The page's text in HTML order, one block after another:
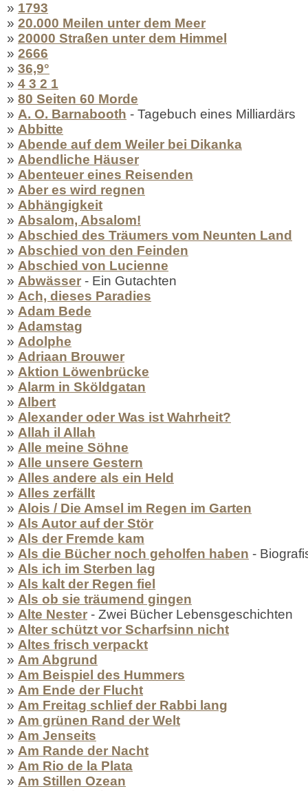
» 1793
» 20.000 Meilen unter dem Meer
» 20000 Straßen unter dem Himmel
» 2666
» 36,9°
» 4 3 2 1
» 80 Seiten 60 Morde
» A. O. Barnabooth - Tagebuch eines Milliardärs
» Abbitte
» Abende auf dem Weiler bei Dikanka
» Abendliche Häuser
» Abenteuer eines Reisenden
» Aber es wird regnen
» Abhängigkeit
» Absalom, Absalom!
» Abschied des Träumers vom Neunten Land
» Abschied von den Feinden
» Abschied von Lucienne
» Abwässer - Ein Gutachten
» Ach, dieses Paradies
» Adam Bede
» Adamstag
» Adolphe
» Adriaan Brouwer
» Aktion Löwenbrücke
» Alarm in Sköldgatan
» Albert
» Alexander oder Was ist Wahrheit?
» Allah il Allah
» Alle meine Söhne
» Alle unsere Gestern
» Alles andere als ein Held
» Alles zerfällt
» Alois / Die Amsel im Regen im Garten
» Als Autor auf der Stör
» Als der Fremde kam
» Als die Bücher noch geholfen haben -
» Als ich im Sterben lag
» Als kalt der Regen fiel
» Als ob sie träumend gingen
» Alte Nester - Zwei Bücher Lebensgeschichten
» Alter schützt vor Scharfsinn nicht
» Altes frisch verpackt
» Am Abgrund
» Am Beispiel des Hummers
» Am Ende der Flucht
» Am Freitag schlief der Rabbi lang
» Am grünen Rand der Welt
» Am Jenseits
» Am Rande der Nacht
» Am Rio de la Plata
» Am Stillen Ozean